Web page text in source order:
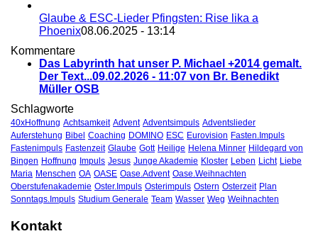
Glaube & ESC-Lieder Pfingsten: Rise lika a
Phoenix08.06.2025 - 13:14
Kommentare
Das Labyrinth hat unser P. Michael +2014 gemalt.
Der Text...09.02.2026 - 11:07 von Br. Benedikt
Müller OSB
Schlagworte
40xHoffnung Achtsamkeit Advent Adventsimpuls Adventslieder
Auferstehung Bibel Coaching DOMINO ESC Eurovision Fasten.Impuls
Fastenimpuls Fastenzeit Glaube Gott Heilige Helena Minner Hildegard von
Bingen Hoffnung Impuls Jesus Junge Akademie Kloster Leben Licht Liebe
Maria Menschen OA OASE Oase.Advent Oase.Weihnachten
Oberstufenakademie Oster.Impuls Osterimpuls Ostern Osterzeit Plan
Sonntags.Impuls Studium Generale Team Wasser Weg Weihnachten
Kontakt